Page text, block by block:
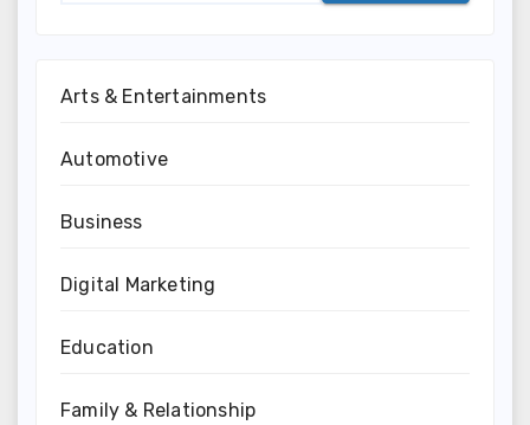
Arts & Entertainments
Automotive
Business
Digital Marketing
Education
Family & Relationship